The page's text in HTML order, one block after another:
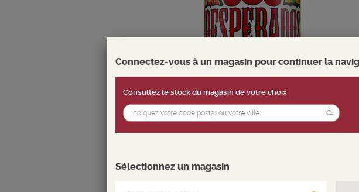
Connectez-vous à un magasin pour continuer la
Consultez le stock du magasin de votre choix
Sélectionnez un magasin